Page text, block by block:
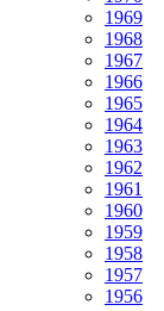
1969
1968
1967
1966
1965
1964
1963
1962
1961
1960
1959
1958
1957
1956